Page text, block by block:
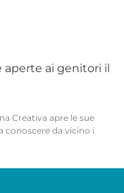
aperte ai genitori il
Creativa apre le sue
conoscere da vicino i